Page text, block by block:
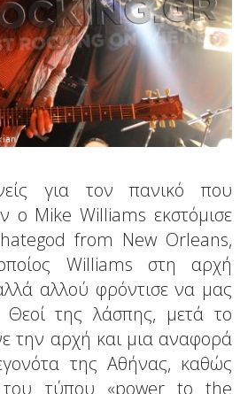
για τον πανικό που
ο Mike Williams εκστόμισε
from New Orleans,
Williams στη αρχή
αλλού φρόντισε να μας
Θεοί της λάσπης, μετά το
την αρχή και μια αναφορά
της Αθήνας, καθώς
του τύπου «power to the